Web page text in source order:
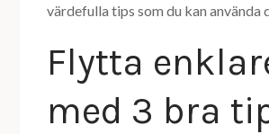
värdefulla tips som du kan använda
Flytta
med 3 bra